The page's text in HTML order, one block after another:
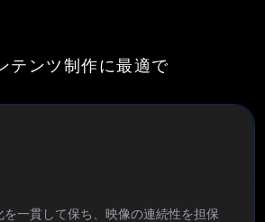
テンツ制作に最適で
一貫して保ち、映像の連続性を担保